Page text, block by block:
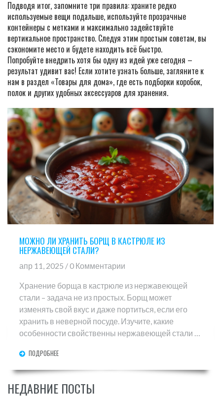
Подводя итог, запомните три правила: храните редко
используемые вещи подальше, используйте прозрачные
контейнеры с метками и максимально задействуйте
вертикальное пространство. Следуя этим простым советам, вы
сэкономите место и будете находить всё быстро.
Попробуйте внедрить хотя бы одну из идей уже сегодня –
результат удивит вас! Если хотите узнать больше, загляните к
нам в раздел «Товары для дома», где есть подборки коробок,
полок и других удобных аксессуаров для хранения.
МОЖНО ЛИ ХРАНИТЬ БОРЩ В КАСТРЮЛЕ ИЗ
НЕРЖАВЕЮЩЕЙ СТАЛИ?
апр 11, 2025 / 0 Комментарии
Хранение борща в кастрюле из нержавеющей
стали – задача не из простых. Борщ может
изменять свой вкус и даже портиться, если его
хранить в неверной посуде. Изучите, какие
особенности свойственны нержавеющей стали в
могут образовываться и как избежать их. Узнайте
про плюсы и минусы, чтобы сохранить свежесть и
ПОДРОБНЕЕ
НЕДАВНИЕ ПОСТЫ